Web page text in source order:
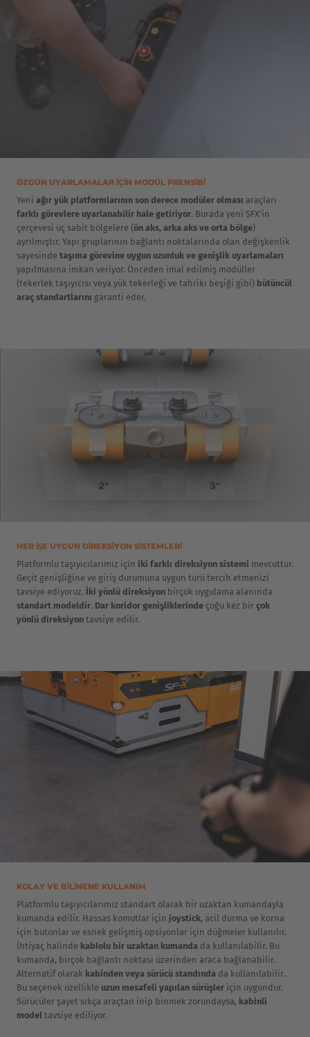
Nederlands Français Deutsch
Česká republika
Cesko
Deutschland
Deutsch
ÖZGÜN UYARLAMALAR IÇIN MODÜL PRENSIBI
Yeni ağır yük platformlarının son derece modüler olması araçları
farklı görevlere uyarlanabilir hale getiriyor. Burada yeni SFX’in
çerçevesi üç sabit bölgelere (ön aks, arka aks ve orta bölge)
ayrılmıştır. Yapı gruplarının bağlantı noktalarında olan değişkenlik
sayesinde taşıma görevine uygun uzunluk ve genişlik uyarlamaları
yapılmasına imkan veriyor. Önceden imal edilmiş modüller
(tekerlek taşıyıcısı veya yük tekerleği ve tahrikı beşiği gibi) bütüncül
araç standartlarını garanti eder.
HER IŞE UYGUN DIREKSIYON SISTEMLERI
Platformlu taşıyıcılarımız için iki farklı direksiyon sistemi mevcuttur.
Geçit genişliğine ve giriş durumuna uygun türü tercih etmenizi
tavsiye ediyoruz. İki yönlü direksiyon birçok uygulama alanında
standart modeldir. Dar koridor genişliklerinde çoğu kez bir çok
yönlü direksiyon tavsiye edilir.
KOLAY VE BİLİNENE KULLANIM
Platformlu taşıyıcılarımız standart olarak bir uzaktan kumandayla
kumanda edilir. Hassas komutlar için joystick, acil durma ve korna
için butonlar ve esnek gelişmiş opsiyonlar için düğmeler kullanılır.
İhtiyaç halinde kablolu bir uzaktan kumanda da kullanılabilir. Bu
kumanda, birçok bağlantı noktası üzerinden araca bağlanabilir.
Alternatif olarak kabinden veya sürücü standında da kullanılabilir.
Bu seçenek özellikle uzun mesafeli yapılan sürüşler için uygundur.
Sürücüler şayet sıkça araçtan inip binmek zorundaysa, kabinli
model tavsiye ediliyor.